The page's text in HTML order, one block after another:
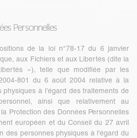
Personnelles
de la loi n°78-17 du 6 janvier
aux Fichiers et aux Libertés (dite la
»), telle que modifiée par les
801 du 6 août 2004 relative à la
à l’égard des traitements de
ainsi que relativement au
Protection des Données Personnelles
européen et du Conseil du 27 avril
des personnes physiques à l'égard du